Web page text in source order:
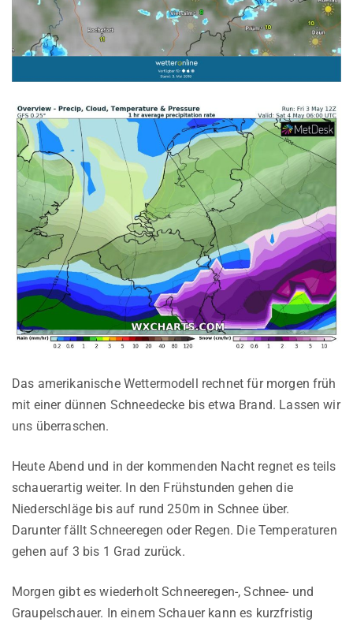
Das amerikanische Wettermodell rechnet für morgen früh
mit einer dünnen Schneedecke bis etwa Brand. Lassen wir
uns überraschen.
Heute Abend und in der kommenden Nacht regnet es teils
schauerartig weiter. In den Frühstunden gehen die
Niederschläge bis auf rund 250m in Schnee über.
Darunter fällt Schneeregen oder Regen. Die Temperaturen
gehen auf 3 bis 1 Grad zurück.
Morgen gibt es wiederholt Schneeregen-, Schnee- und
Graupelschauer. In einem Schauer kann es kurzfristig